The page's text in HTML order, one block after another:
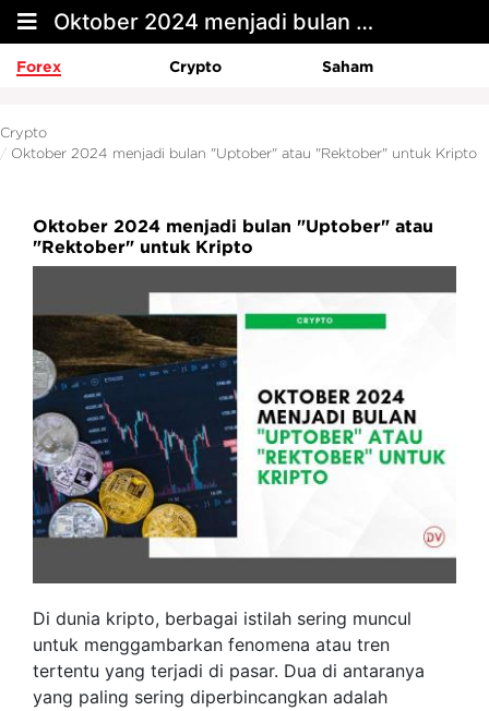
Oktober 2024 menjadi bulan "Uptober" atau "Rektober" untuk Kripto
Forex Crypto Saham
Crypto
Oktober 2024 menjadi bulan "Uptober" atau "Rektober" untuk Kripto
Oktober 2024 menjadi bulan "Uptober" atau
"Rektober" untuk Kripto
Di dunia kripto, berbagai istilah sering muncul
untuk menggambarkan fenomena atau tren
tertentu yang terjadi di pasar. Dua di antaranya
yang paling sering diperbincangkan adalah